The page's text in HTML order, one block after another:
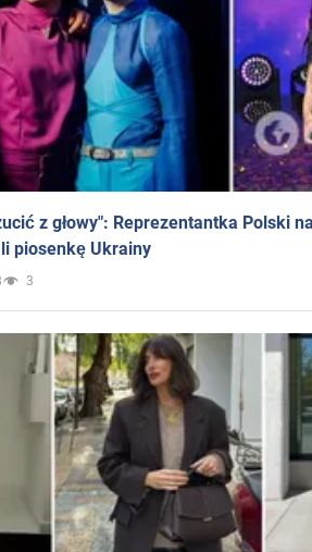
z głowy": Reprezentantka Polski
piosenkę Ukrainy
3